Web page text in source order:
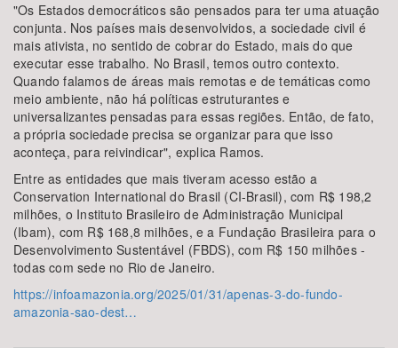
"Os Estados democráticos são pensados para ter uma atuação
conjunta. Nos países mais desenvolvidos, a sociedade civil é
mais ativista, no sentido de cobrar do Estado, mais do que
executar esse trabalho. No Brasil, temos outro contexto.
Quando falamos de áreas mais remotas e de temáticas como
meio ambiente, não há políticas estruturantes e
universalizantes pensadas para essas regiões. Então, de fato,
a própria sociedade precisa se organizar para que isso
aconteça, para reivindicar", explica Ramos.
Entre as entidades que mais tiveram acesso estão a
Conservation International do Brasil (CI-Brasil), com R$ 198,2
milhões, o Instituto Brasileiro de Administração Municipal
(Ibam), com R$ 168,8 milhões, e a Fundação Brasileira para o
Desenvolvimento Sustentável (FBDS), com R$ 150 milhões -
todas com sede no Rio de Janeiro.
https://infoamazonia.org/2025/01/31/apenas-3-do-fundo-
amazonia-sao-dest…